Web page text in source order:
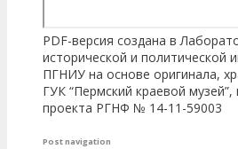
PDF-версия создана в
исторической и политической
ПГНИУ на основе оригинала,
ГУК “Пермский краевой музей”,
проекта РГНФ № 14-11-59003
Post navigation